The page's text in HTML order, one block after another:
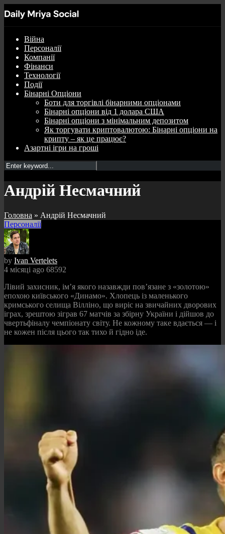
Війна
Персоналії
Компанії
Фінанси
Технології
Події
Бінарні Опціони
Боти для торгівлі бінарними опціонами
Бінарні опціони від 1 долара США
Бінарні опціони з мінімальним депозитом
Як торгувати криптовалютою: Бінарні опціони на
крипту – як це працює?
Азартні ігри на гроші
Андрій Несмачний
Головна » Андрій Несмачний
Персоналії
by Ivan Vertelets
4 місяці ago 68592
Лівий захисник, ім’я якого назавжди пов’язане з «золотою»
епохою київського «Динамо». Хлопець із маленького
кримського селища Вілліно, що виріс на звичайних дворових
іграх, зрештою зіграв 67 матчів за збірну України і дійшов до
чвертьфіналу чемпіонату світу. Не кожному таке вдається — і
не кожен після цього так тихо й гідно іде.